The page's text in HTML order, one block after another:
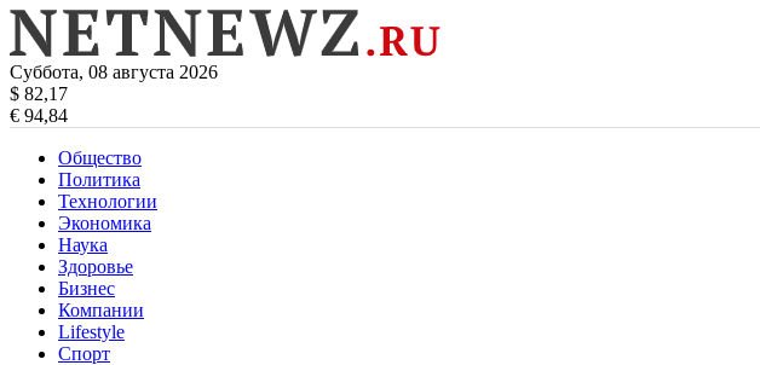
Суббота, 08 августа 2026
$ 82,17
€ 94,84
Общество
Политика
Технологии
Экономика
Наука
Здоровье
Бизнес
Компании
Lifestyle
Спорт